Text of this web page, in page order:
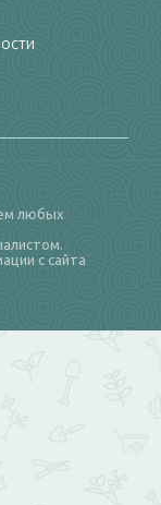
любых
с сайта